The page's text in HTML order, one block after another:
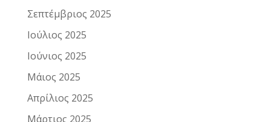
Σεπτέμβριος 2025
Ιούλιος 2025
Ιούνιος 2025
Μάιος 2025
Απρίλιος 2025
Μάρτιος 2025